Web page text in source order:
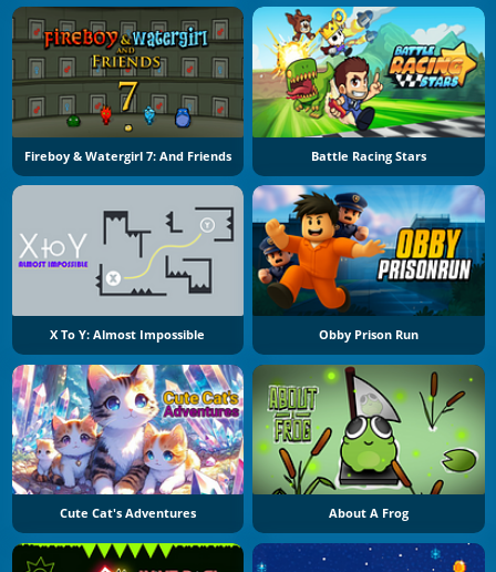
Fireboy & Watergirl 7: And Friends Battle Racing Stars
X To Y: Almost Impossible Obby Prison Run
Cute Cat's Adventures About A Frog